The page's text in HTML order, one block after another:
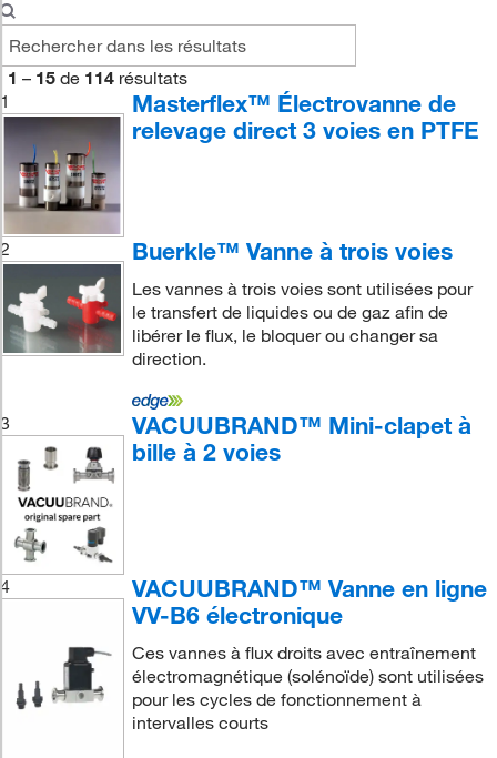
1 – 15 de 114 résultats
1
Masterflex™ Électrovanne de
relevage direct 3 voies en PTFE
2 Buerkle™ Vanne à trois voies
Les vannes à trois voies sont utilisées pour
le transfert de liquides ou de gaz afin de
libérer le flux, le bloquer ou changer sa
direction.
3
VACUUBRAND™ Mini-clapet à
bille à 2 voies
4
VACUUBRAND™ Vanne en ligne
VV-B6 électronique
Ces vannes à flux droits avec entraînement
électromagnétique (solénoïde) sont utilisées
pour les cycles de fonctionnement à
intervalles courts